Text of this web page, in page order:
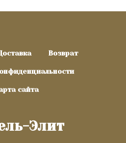
Возврат
сайта
Элит